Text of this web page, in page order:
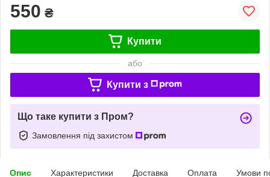
550 ₴
Купити
або
Купити з
Що таке купити з Пром?
Замовлення під захистом
Опис Характеристики Доставка Оплата Умови